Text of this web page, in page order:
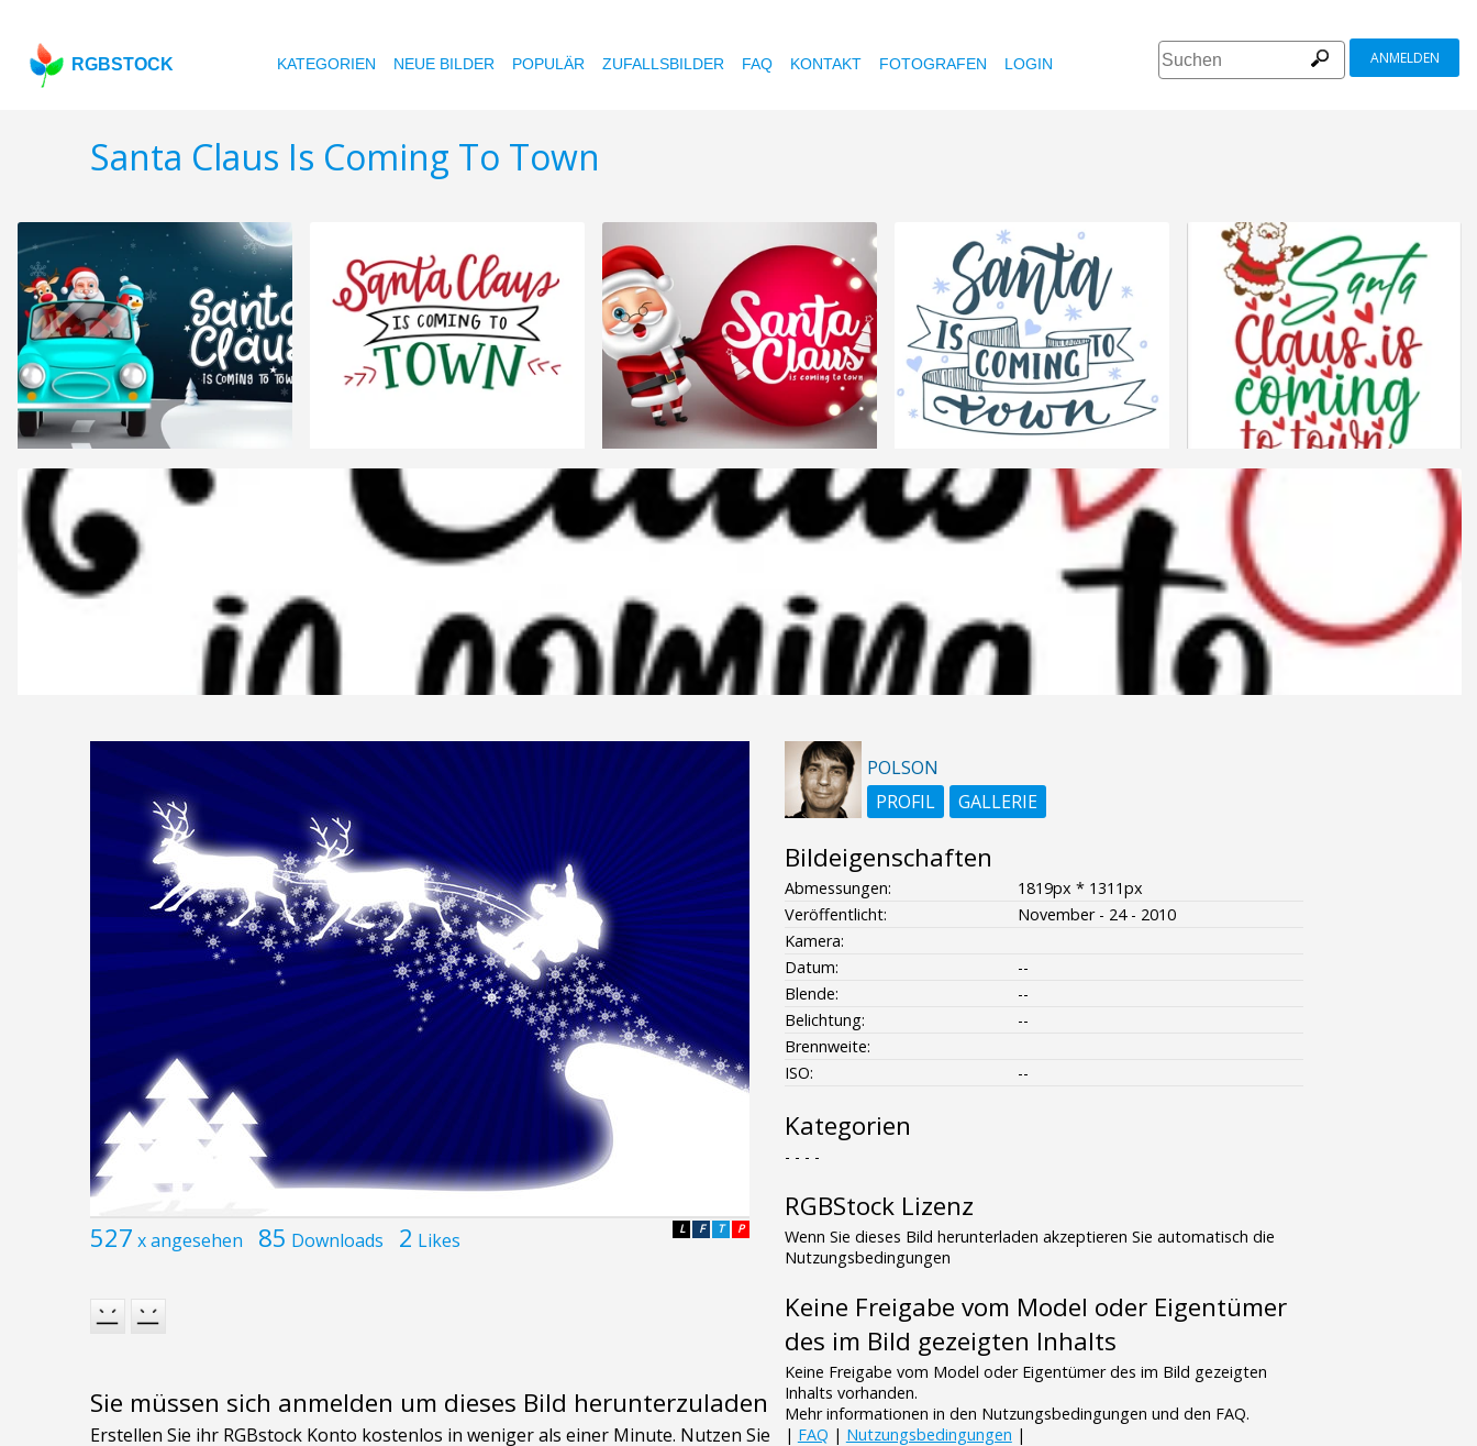
RGBSTOCK KATEGORIEN NEUE BILDER POPULÄR ZUFALLSBILDER FAQ KONTAKT FOTOGRAFEN LOGIN ANMELDEN
Santa Claus Is Coming To Town
527 x angesehen 85 Downloads 2 Likes P
T
F
L
Sie müssen sich anmelden um dieses Bild herunterzuladen
POLSON
PROFIL
GALLERIE
Bildeigenschaften
Abmessungen:
1819px * 1311px
Veröffentlicht:
November - 24 - 2010
Kamera:
Datum:
--
Blende:
--
Belichtung:
--
Brennweite:
ISO:
--
Kategorien
- - - -
RGBStock Lizenz
Wenn Sie dieses Bild herunterladen akzeptieren Sie automatisch die
Nutzungsbedingungen
Keine Freigabe vom Model oder Eigentümer
des im Bild gezeigten Inhalts
Keine Freigabe vom Model oder Eigentümer des im Bild gezeigten
Inhalts vorhanden.
Mehr informationen in den Nutzungsbedingungen und den FAQ.
| FAQ | Nutzungsbedingungen |